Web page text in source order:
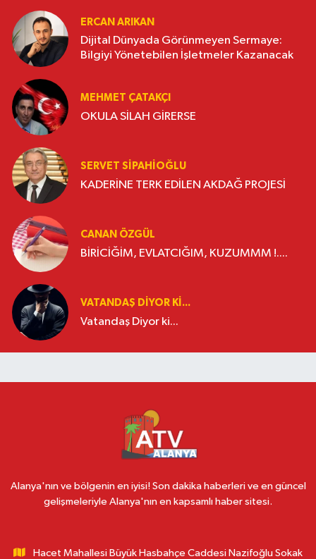
ERCAN ARIKAN
Dijital Dünyada Görünmeyen Sermaye:
Bilgiyi Yönetebilen İşletmeler Kazanacak
MEHMET ÇATAKÇI
OKULA SİLAH GİRERSE
SERVET SİPAHİOĞLU
KADERİNE TERK EDİLEN AKDAĞ PROJESİ
CANAN ÖZGÜL
BİRİCİĞİM, EVLATCIĞIM, KUZUMMM !....
VATANDAŞ DIYOR KI...
Vatandaş Diyor ki...
Alanya'nın ve bölgenin en iyisi! Son dakika haberleri ve en güncel
gelişmeleriyle Alanya'nın en kapsamlı haber sitesi.
Hacet Mahallesi Büyük Hasbahçe Caddesi Nazifoğlu Sokak